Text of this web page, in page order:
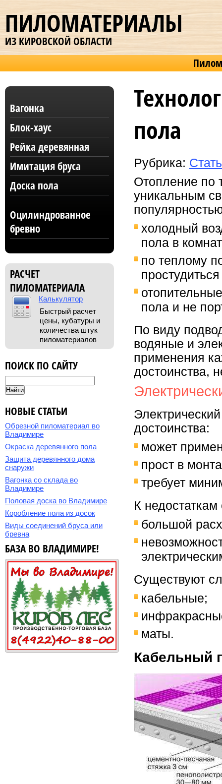
ПИЛОМАТЕРИАЛЫ
ИЗ КИРОВСКОЙ ОБЛАСТИ
Вагонка
Блок-хаус
Рейка деревянная
Имитация бруса
Доска пола
Оцилиндрованное
бревно
РАСЧЕТ
ПИЛОМАТЕРИАЛА
Калькулятор
Быстрый расчет
цены, кубатуры и
количества штук
пиломатериалов
ПОИСК ПО САЙТУ
НОВЫЕ СТАТЬИ
Обрезной пиломатериал во
Владимире
Окраска деревянного пола
Защита деревянного дома
снаружи
Вагонка со склада во
Владимире
Половая доска во Владимире
Коробление пола из досок
Виды соединений бруса или
бревна
БАЗА ВО ВЛАДИМИРЕ!
пола
Рубрика:
Отопление по
уникальным
холодный
пола в
по теплому
пола и не
По виду
водяные и
применения
достоинства,
достоинства:
может
прост в
требует
К недостаткам
большой
Существуют
кабельные;
маты.
Кабельный